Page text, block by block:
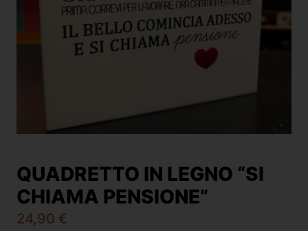
QUADRETTO IN LEGNO “SI
CHIAMA PENSIONE”
24,90 €